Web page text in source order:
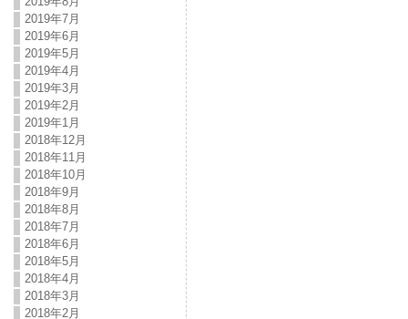
2019年7月
2019年6月
2019年5月
2019年4月
2019年3月
2019年2月
2019年1月
2018年12月
2018年11月
2018年10月
2018年9月
2018年8月
2018年7月
2018年6月
2018年5月
2018年4月
2018年3月
2018年2月